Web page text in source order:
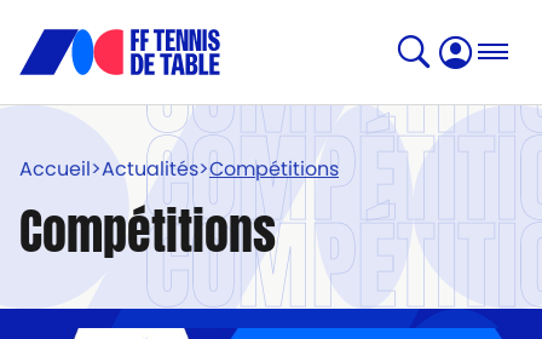
Accueil>Actualités>Compétitions
Compétitions